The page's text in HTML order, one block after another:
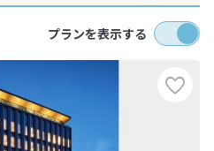
プランを表示する